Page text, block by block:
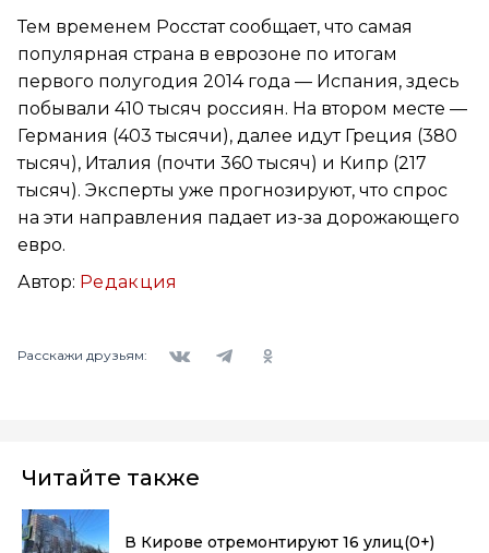
Тем временем Росстат сообщает, что самая
популярная страна в еврозоне по итогам
первого полугодия 2014 года — Испания, здесь
побывали 410 тысяч россиян. На втором месте —
Германия (403 тысячи), далее идут Греция (380
тысяч), Италия (почти 360 тысяч) и Кипр (217
тысяч). Эксперты уже прогнозируют, что спрос
на эти направления падает из-за дорожающего
евро.
Автор: Редакция
Расскажи друзьям:
Читайте также
В Кирове отремонтируют 16 улиц(0+)